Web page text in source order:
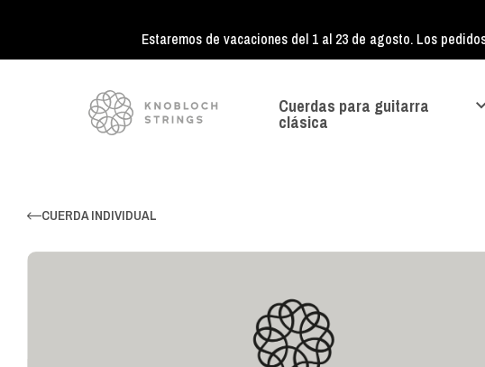
Estaremos de vacaciones del 1 al 23 de agosto. Los
Cuerdas para guitarra
clásica
CUERDA INDIVIDUAL